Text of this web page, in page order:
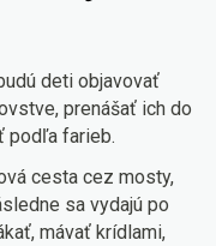
deti objavovať
prenášať ich do
podľa farieb.
cesta cez mosty,
sa vydajú po
mávať krídlami,